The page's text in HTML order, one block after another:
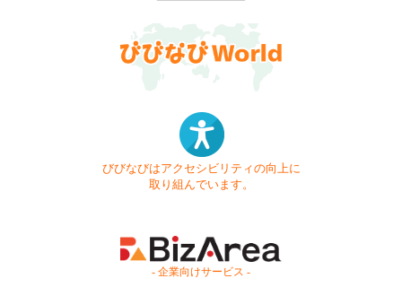
びびなびはアクセシビリティの向上に
取り組んでいます。
- 企業向けサービス -